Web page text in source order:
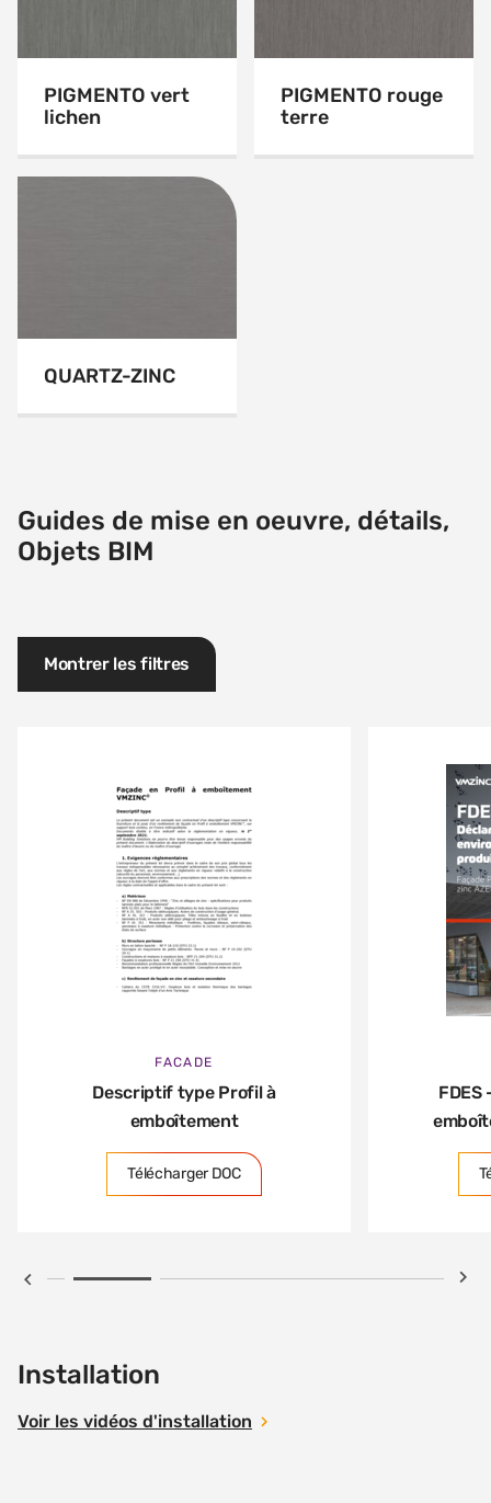
PIGMENTO vert
lichen
PIGMENTO rouge
terre
QUARTZ-ZINC
Guides de mise en oeuvre, détails,
Objets BIM
Montrer les filtres
FACADE
Descriptif type Profil à
emboîtement
Télécharger DOC
FDES
Installation
Voir les vidéos d'installation